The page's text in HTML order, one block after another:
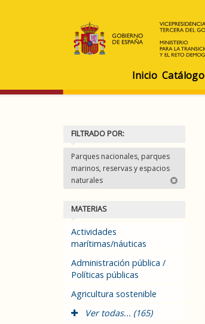
Inicio Catálogo
FILTRADO POR:
Parques nacionales, parques
marinos, reservas y espacios
naturales
MATERIAS
Actividades
marítimas/náuticas
Administración pública /
Políticas públicas
Agricultura sostenible
Ver todas... (165)